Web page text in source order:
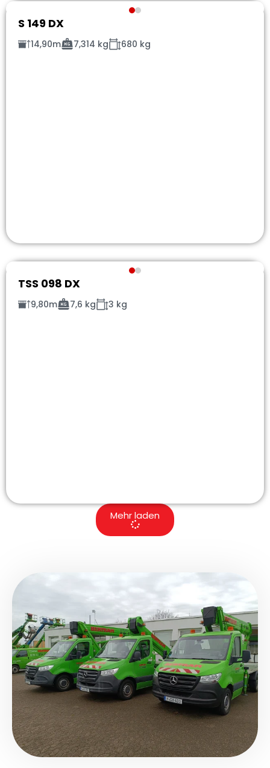
S 149 DX
14,90m 7,314 kg 680 kg
TSS 098 DX
9,80m 7,6 kg 3 kg
Mehr laden